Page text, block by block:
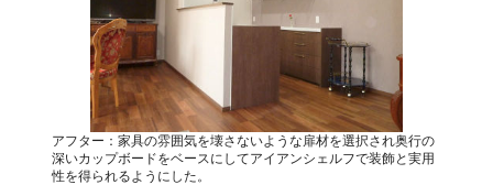
アフター：家具の雰囲気を壊さないような扉材を選択され奥行の
深いカップボードをベースにしてアイアンシェルフで装飾と実用
性を得られるようにした。